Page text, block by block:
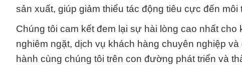
sản xuất, giúp giảm thiểu tác động tiêu cực đến môi
Chúng tôi cam kết đem lại sự hài lòng cao nhất
nghiêm ngặt, dịch vụ khách hàng chuyên nghiệp
hành cùng chúng tôi trên con đường phát triển và